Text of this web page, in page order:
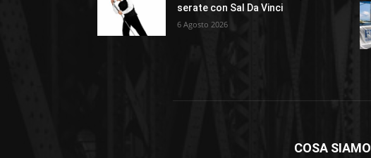
serate con Sal Da Vinci
6 Agosto 2026
COSA SIAMO